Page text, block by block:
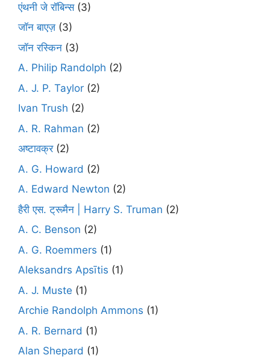
एंथनी जे रॉबिन्स(3)
जॉन बाएज़ (3)
जॉन रस्किन (3)
A. Philip Randolph (2)
A. J. P. Taylor (2)
Ivan Trush (2)
A. R. Rahman (2)
अष्टावक्र(2)
A. G. Howard (2)
A. Edward Newton (2)
हैरी एस. ट्रूमैन | Harry S. Truman (2)
A. C. Benson (2)
A. G. Roemmers (1)
Aleksandrs Apsītis (1)
A. J. Muste (1)
Archie Randolph Ammons (1)
A. R. Bernard (1)
Alan Shepard (1)